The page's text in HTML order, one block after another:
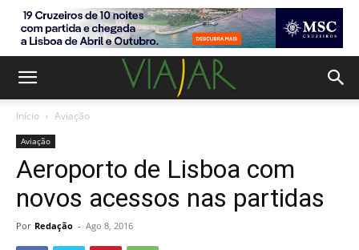
Início Aviação
Aviação
Aeroporto de Lisboa com
novos acessos nas partidas
Por Redação - Ago 8, 2016